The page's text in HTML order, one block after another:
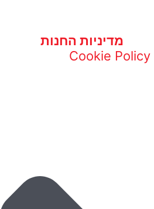
מדיניות החנות
Cookie Policy